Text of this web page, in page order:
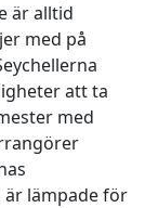
är alltid
med på
att ta
med
lämpade för